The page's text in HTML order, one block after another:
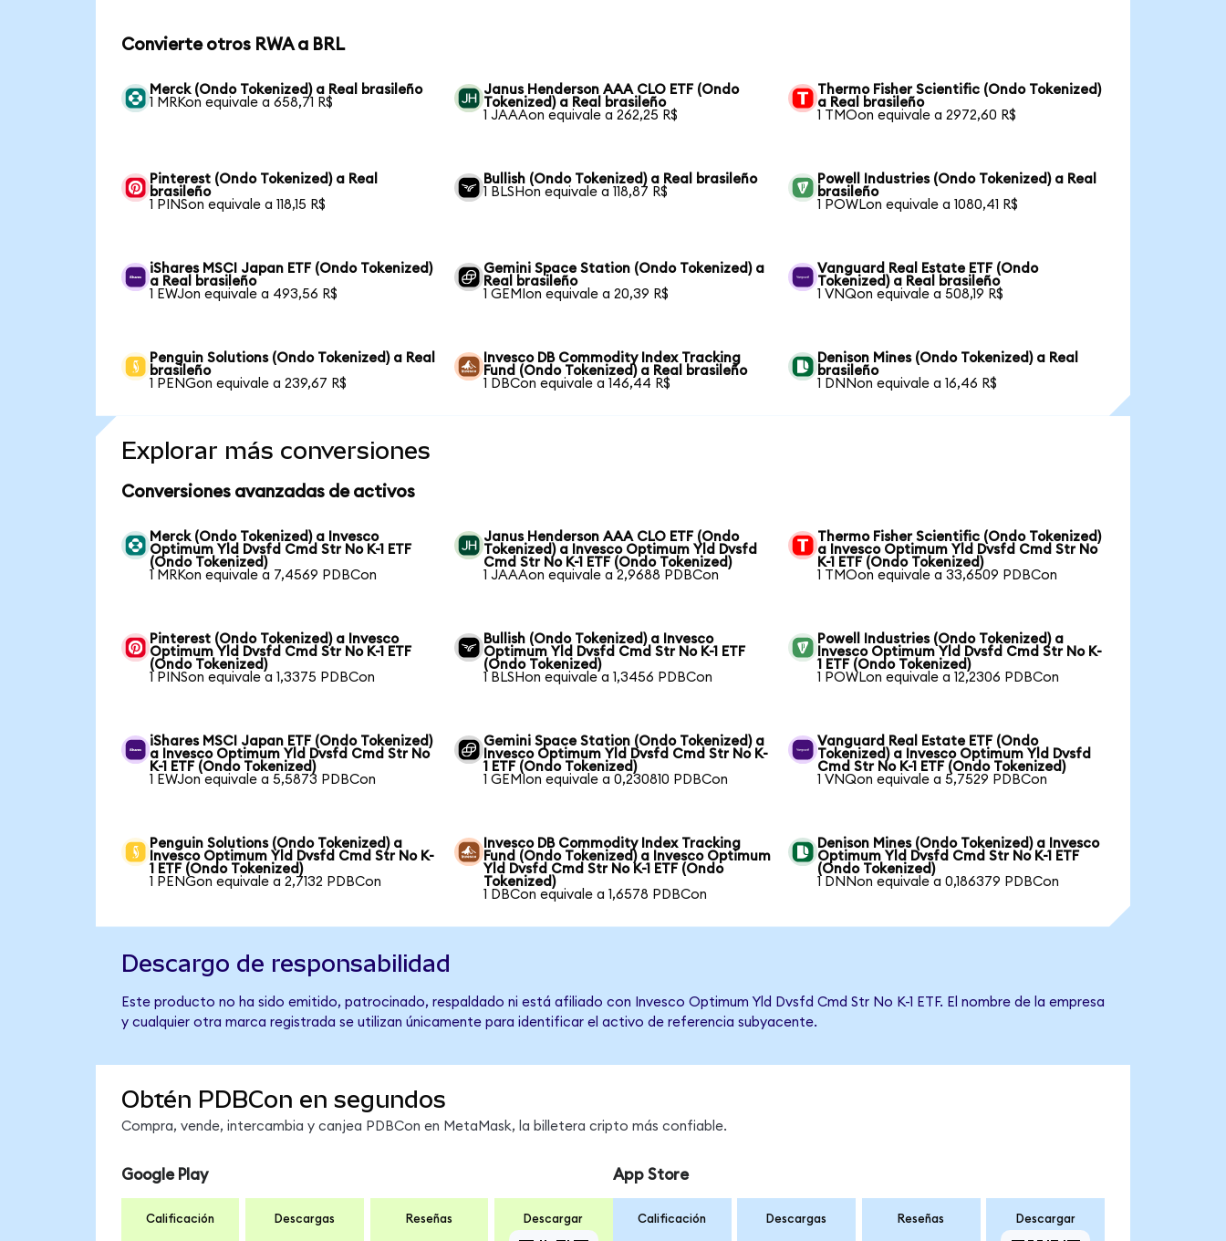
Convierte otros RWA a BRL
Merck (Ondo Tokenized) a Real brasileño
1 MRKon equivale a 658,71 R$
Janus Henderson AAA CLO ETF (Ondo
Tokenized) a Real brasileño
1 JAAAon equivale a 262,25 R$
Thermo Fisher Scientific (Ondo Tokenized)
a Real brasileño
1 TMOon equivale a 2972,60 R$
Pinterest (Ondo Tokenized) a Real
brasileño
1 PINSon equivale a 118,15 R$
Bullish (Ondo Tokenized) a Real brasileño
1 BLSHon equivale a 118,87 R$
Powell Industries (Ondo Tokenized) a Real
brasileño
1 POWLon equivale a 1080,41 R$
iShares MSCI Japan ETF (Ondo Tokenized)
a Real brasileño
1 EWJon equivale a 493,56 R$
Gemini Space Station (Ondo Tokenized) a
Real brasileño
1 GEMIon equivale a 20,39 R$
Vanguard Real Estate ETF (Ondo
Tokenized) a Real brasileño
1 VNQon equivale a 508,19 R$
Penguin Solutions (Ondo Tokenized) a Real
brasileño
1 PENGon equivale a 239,67 R$
Invesco DB Commodity Index Tracking
Fund (Ondo Tokenized) a Real brasileño
1 DBCon equivale a 146,44 R$
Denison Mines (Ondo Tokenized) a Real
brasileño
1 DNNon equivale a 16,46 R$
Explorar más conversiones
Conversiones avanzadas de activos
Merck (Ondo Tokenized) a Invesco
Optimum Yld Dvsfd Cmd Str No K-1 ETF
(Ondo Tokenized)
1 MRKon equivale a 7,4569 PDBCon
Janus Henderson AAA CLO ETF (Ondo
Tokenized) a Invesco Optimum Yld Dvsfd
Cmd Str No K-1 ETF (Ondo Tokenized)
1 JAAAon equivale a 2,9688 PDBCon
Thermo Fisher Scientific (Ondo Tokenized)
a Invesco Optimum Yld Dvsfd Cmd Str No
K-1 ETF (Ondo Tokenized)
1 TMOon equivale a 33,6509 PDBCon
Pinterest (Ondo Tokenized) a Invesco
Optimum Yld Dvsfd Cmd Str No K-1 ETF
(Ondo Tokenized)
1 PINSon equivale a 1,3375 PDBCon
Bullish (Ondo Tokenized) a Invesco
Optimum Yld Dvsfd Cmd Str No K-1 ETF
(Ondo Tokenized)
1 BLSHon equivale a 1,3456 PDBCon
Powell Industries (Ondo Tokenized) a
Invesco Optimum Yld Dvsfd Cmd Str No K-
1 ETF (Ondo Tokenized)
1 POWLon equivale a 12,2306 PDBCon
iShares MSCI Japan ETF (Ondo Tokenized)
a Invesco Optimum Yld Dvsfd Cmd Str No
K-1 ETF (Ondo Tokenized)
1 EWJon equivale a 5,5873 PDBCon
Gemini Space Station (Ondo Tokenized) a
Invesco Optimum Yld Dvsfd Cmd Str No K-
1 ETF (Ondo Tokenized)
1 GEMIon equivale a 0,230810 PDBCon
Vanguard Real Estate ETF (Ondo
Tokenized) a Invesco Optimum Yld Dvsfd
Cmd Str No K-1 ETF (Ondo Tokenized)
1 VNQon equivale a 5,7529 PDBCon
Penguin Solutions (Ondo Tokenized) a
Invesco Optimum Yld Dvsfd Cmd Str No K-
1 ETF (Ondo Tokenized)
1 PENGon equivale a 2,7132 PDBCon
Invesco DB Commodity Index Tracking
Fund (Ondo Tokenized) a Invesco Optimum
Yld Dvsfd Cmd Str No K-1 ETF (Ondo
Tokenized)
1 DBCon equivale a 1,6578 PDBCon
Denison Mines (Ondo Tokenized) a Invesco
Optimum Yld Dvsfd Cmd Str No K-1 ETF
(Ondo Tokenized)
1 DNNon equivale a 0,186379 PDBCon
Descargo de responsabilidad
Este producto no ha sido emitido, patrocinado, respaldado ni está afiliado con Invesco Optimum Yld Dvsfd Cmd Str No K-1 ETF. El nombre de la empresa
y cualquier otra marca registrada se utilizan únicamente para identificar el activo de referencia subyacente.
Obtén PDBCon en segundos
Compra, vende, intercambia y canjea PDBCon en MetaMask, la billetera cripto más confiable.
Google Play
Calificación Descargas Reseñas Descargar
App Store
Calificación Descargas Reseñas Descargar